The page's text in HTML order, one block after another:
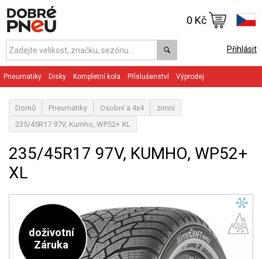
Přihlásit
0 Kč
Pneumatiky Disky Kompletní kola Příslušenství Výprodej
Domů Pneumatiky Osobní a 4x4
zimní
235/45R17 97V, Kumho, WP52+ XL
235/45R17 97V, KUMHO, WP52+
XL
doživotní
Záruka